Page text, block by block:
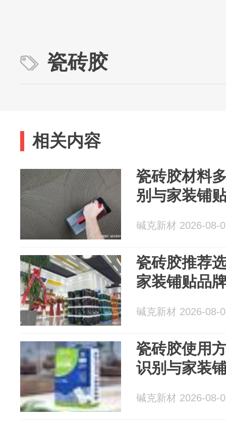
瓷砖胶
相关内容
瓷砖胶材料
别与家装铺
碱克新材 2026-08-
瓷砖胶推荐
家装铺贴品
碱克新材 2026-08-
瓷砖胶使用
识别与家装
碱克新材 2026-08-